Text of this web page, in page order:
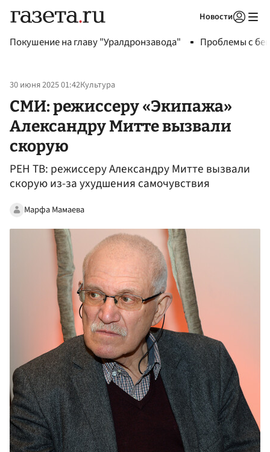
Новости
Покушение на главу "Уралдронзавода" Проблемы с
30 июня 2025 01:42Культура
СМИ: режиссеру «Экипажа»
Александру Митте вызвали
скорую
РЕН ТВ: режиссеру Александру Митте вызвали
скорую из-за ухудшения самочувствия
Марфа Мамаева